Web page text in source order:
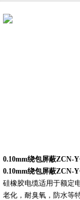
0.10mm绕包屏蔽ZCN-
0.10mm绕包屏蔽ZCN-
硅橡胶电缆适用于额定
老化，耐臭氧，防水等